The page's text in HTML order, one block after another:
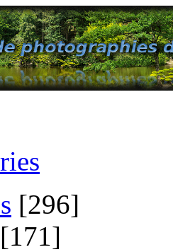
[296]
[171]